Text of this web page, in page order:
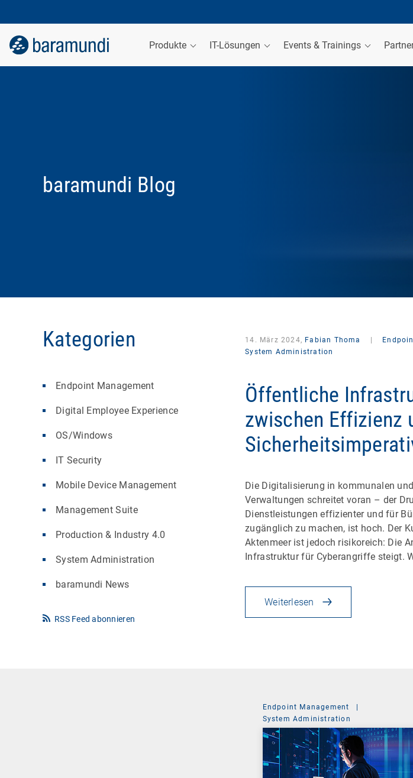
Produkte IT-Lösungen Events & Trainings
baramundi Blog
Kategorien
Endpoint Management
Digital Employee Experience
OS/Windows
IT Security
Mobile Device Management
Management Suite
Production & Industry 4.0
System Administration
baramundi News
RSS Feed abonnieren
14. März 2024, Fabian Thoma
System Administration
Öffentliche
zwischen Effizienz
Die Digitalisierung in kommunalen
Verwaltungen schreitet voran – der
Dienstleistungen effizienter und für
zugänglich zu machen, ist hoch. Der
Aktenmeer ist jedoch risikoreich: Die
Infrastruktur für Cyberangriffe steigt.
Weiterlesen
Endpoint Management
|
System Administration